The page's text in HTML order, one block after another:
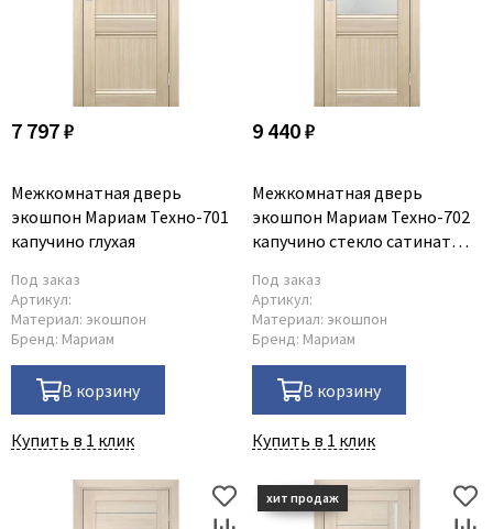
7 797 ₽
Межкомнатная дверь
экошпон Мариам Техно-701
капучино глухая
Под заказ
Артикул:
Материал: экошпон
Бренд: Мариам
В корзину
Купить в 1 клик
9 440 ₽
Межкомнатная дверь
экошпон Мариам Техно-702
капучино стекло сатинат
Под заказ
Артикул:
Материал: экошпон
Бренд: Мариам
В корзину
Купить в 1 клик